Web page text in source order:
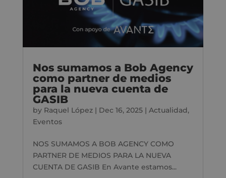
Nos sumamos a Bob Agency
como partner de medios
para la nueva cuenta de
GASIB
by Raquel López| Dec 16, 2025| Actualidad,
Eventos
NOS SUMAMOS A BOB AGENCY COMO
PARTNER DE MEDIOS PARA LA NUEVA
CUENTA DE GASIB En Avante estamos...